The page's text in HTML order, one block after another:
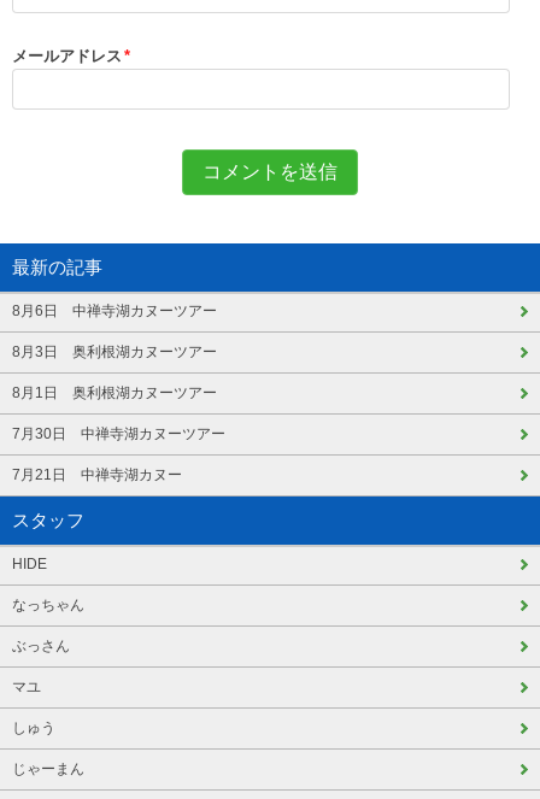
メールアドレス *
最新の記事
8月6日 中禅寺湖カヌーツアー
8月3日 奥利根湖カヌーツアー
8月1日 奥利根湖カヌーツアー
7月30日 中禅寺湖カヌーツアー
7月21日 中禅寺湖カヌー
スタッフ
HIDE
なっちゃん
ぶっさん
マユ
しゅう
じゃーまん